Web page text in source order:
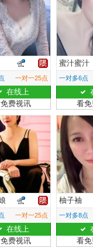
一对一25点
在线上
费视讯
蜜汁蜜汁
一对多6点
看
一对一25点
在线上
费视讯
柚子袖
一对多8点
看